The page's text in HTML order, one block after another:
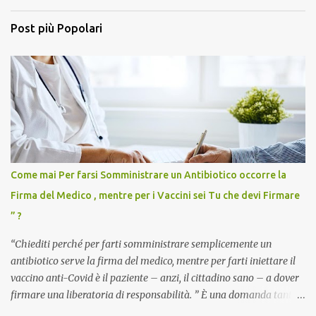
Post più Popolari
Come mai Per farsi Somministrare un Antibiotico occorre la
Firma del Medico , mentre per i Vaccini sei Tu che devi Firmare
” ?
“Chiediti perché per farti somministrare semplicemente un
antibiotico serve la firma del medico, mentre per farti iniettare il
vaccino anti-Covid è il paziente – anzi, il cittadino sano – a dover
firmare una liberatoria di responsabilità. ” È una domanda tanto